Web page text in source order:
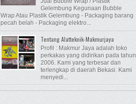
Gelembung Kegunaan Bubble
Wrap Atau Plastik Gelembung - Packaging barang
pecah belah - Packaging elektro...
Tentang Alatteknik-Makmurjaya
Profil : Makmur Jaya adalah toko
perkakas yang didirikan pada tahun
2006. Kami yang terbesar dan
terlengkap di daerah Bekasi. Kami
menyedi...